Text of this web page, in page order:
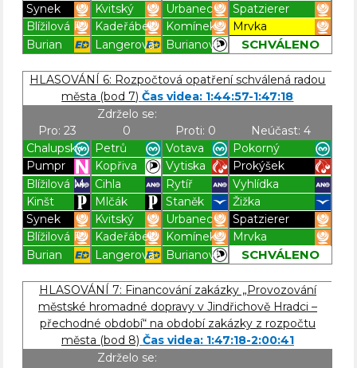
Synek
Kvitský Urbanec
Spatzierer
Blížilová P.
Kadeřábek Komínek
Mrvka
Burian
Langerová Burianová SCHVÁLENO
HLASOVÁNÍ 6: Rozpočtová opatření schválená radou
města (bod 7) Čas videa: 1:44:57-1:47:18
Pro: 23
Zdrželo se:
0
Proti: 0
Neúčast: 4
Chalupský
Petrů Votava
Pokorný
Pumpr
Kopřiva Vytiska
Prokýšek
Blížilová M. Cihla Rytíř
Vyhlídka
Kinšt
Mlčák Staněk
Žižka
Synek
Kvitský Urbanec
Spatzierer
Blížilová P.
Kadeřábek Komínek
Mrvka
Burian
Langerová Burianová SCHVÁLENO
HLASOVÁNÍ 7: Financování zakázky „Provozování
městské hromadné dopravy v Jindřichově Hradci –
přechodné období“ na období zakázky z rozpočtu
města (bod 8) Čas videa: 1:47:18-2:00:41
Zdrželo se: